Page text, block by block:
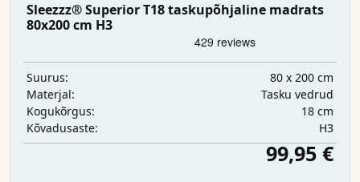
Sleezzz® Superior T18 taskupõhjaline madrats
80x200 cm H3
Suurus:
80 x 200 cm
Materjal:
Tasku vedrud
Kogukõrgus:
18 cm
Kõvadusaste:
H3
99,95 €